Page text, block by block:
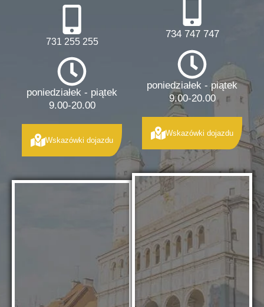
731 255 255
poniedziałek - piątek
9.00-20.00
Wskazówki dojazdu
734 747 747
poniedziałek - piątek
9.00-20.00
Wskazówki dojazdu